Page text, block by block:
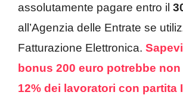
assolutamente pagare entro il
all’Agenzia delle Entrate se
Fatturazione Elettronica.
bonus 200 euro potrebbe non
12% dei lavoratori con partita